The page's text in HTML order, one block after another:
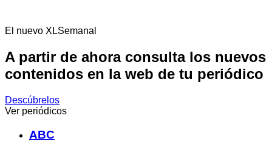
El nuevo XLSemanal
A partir de ahora consulta los nuevos
contenidos en la web de tu periódico
Descúbrelos
Ver periódicos
ABC